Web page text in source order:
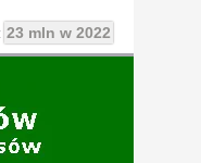
23 mln w 2022